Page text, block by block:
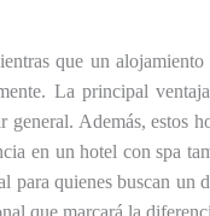
que un
La principal
Además, estos
en un hotel con spa
quienes buscan un